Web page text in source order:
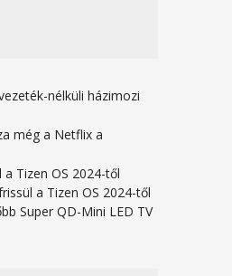
nélküli házimozi
még a Netflix a
Tizen OS 2024-től
a Tizen OS 2024-től
Super QD-Mini LED TV